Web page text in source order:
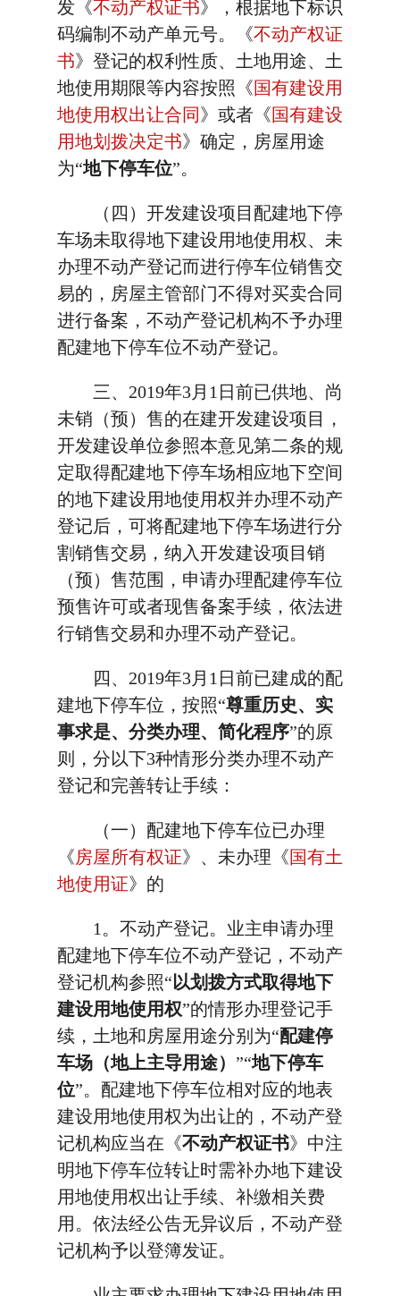
发《不动产权证书》，根据地下标识
码编制不动产单元号。《不动产权证
书》登记的权利性质、土地用途、土
地使用期限等内容按照《国有建设用
地使用权出让合同》或者《国有建设
用地划拨决定书》确定，房屋用途
为“地下停车位”。
（四）开发建设项目配建地下停
车场未取得地下建设用地使用权、未
办理不动产登记而进行停车位销售交
易的，房屋主管部门不得对买卖合同
进行备案，不动产登记机构不予办理
配建地下停车位不动产登记。
三、2019年3月1日前已供地、尚
未销（预）售的在建开发建设项目，
开发建设单位参照本意见第二条的规
定取得配建地下停车场相应地下空间
的地下建设用地使用权并办理不动产
登记后，可将配建地下停车场进行分
割销售交易，纳入开发建设项目销
（预）售范围，申请办理配建停车位
预售许可或者现售备案手续，依法进
行销售交易和办理不动产登记。
四、2019年3月1日前已建成的配
建地下停车位，按照“尊重历史、实
事求是、分类办理、简化程序”的原
则，分以下3种情形分类办理不动产
登记和完善转让手续：
（一）配建地下停车位已办理
《房屋所有权证》、未办理《国有土
地使用证》的
1。不动产登记。业主申请办理
配建地下停车位不动产登记，不动产
登记机构参照“ 以划拨方式取得地下
建设用地使用权”的情形办理登记手
续，土地和房屋用途分别为“配建停
车场（地上主导用途） ”“地下停车
位”。配建地下停车位相对应的地表
建设用地使用权为出让的，不动产登
记机构应当在《不动产权证书》中注
明地下停车位转让时需补办地下建设
用地使用权出让手续、补缴相关费
用。依法经公告无异议后，不动产登
记机构予以登簿发证。